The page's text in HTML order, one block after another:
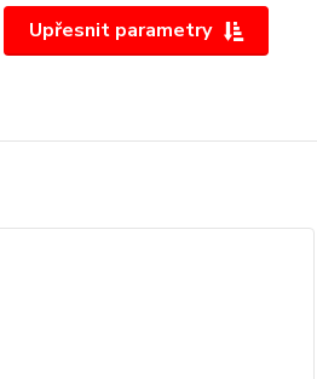
Upřesnit parametry